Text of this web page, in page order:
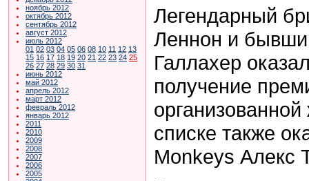
ноябрь 2012
октябрь 2012
сентябрь 2012
август 2012
июль 2012
01 02 03 04 05 06 08 10 11 12 13
15 16 17 18 19 20 21 22 23 24 25
26 27 28 29 30 31
июнь 2012
май 2012
апрель 2012
март 2012
февраль 2012
январь 2012
2011
2010
2009
2008
2007
2006
2005
Легендарный
Леннон и
Галлахер
получение
списке также
Monkeys Алекс